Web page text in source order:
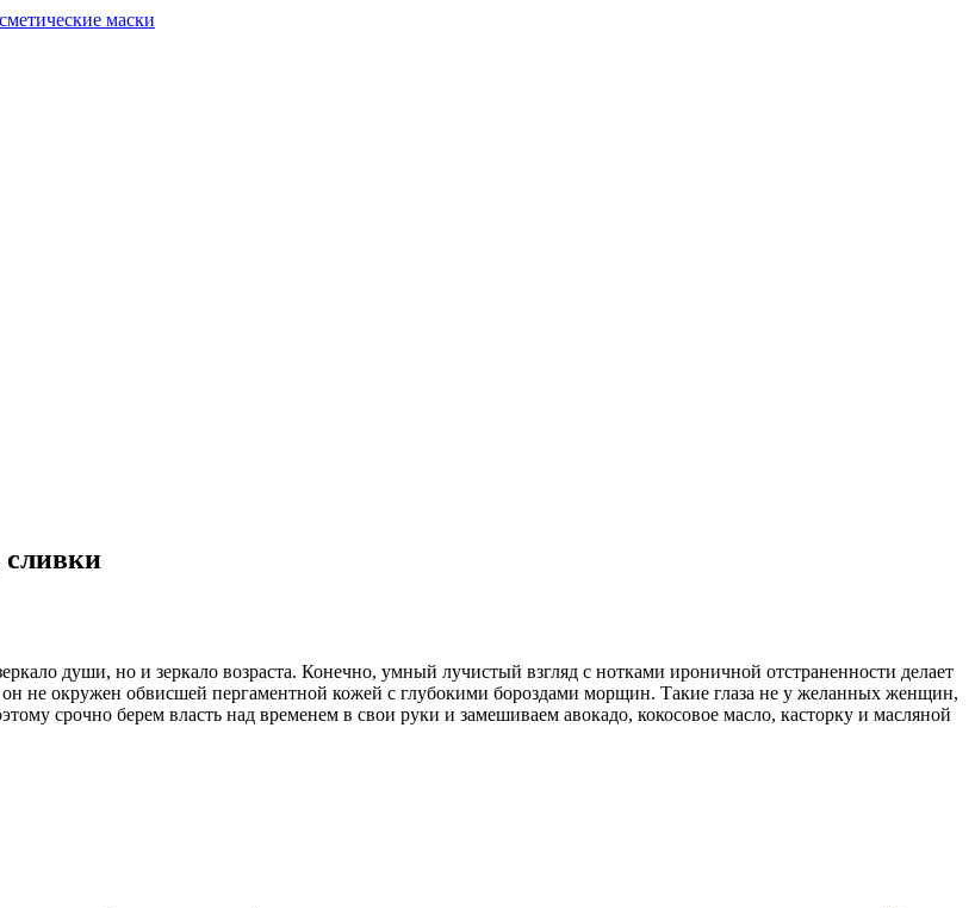
сливки
души, но и зеркало возраста. Конечно, умный лучистый взгляд с нотками ироничной отстраненности делает
не окружен обвисшей пергаментной кожей с глубокими бороздами морщин. Такие глаза не у желанных женщин,
срочно берем власть над временем в свои руки и замешиваем авокадо, кокосовое масло, касторку и масляной